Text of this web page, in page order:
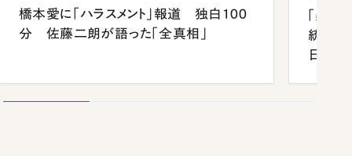
橋本愛に「ハラスメント」報道 独白100
分 佐藤二朗が語った「全真相」
「楽し
統領と
日米